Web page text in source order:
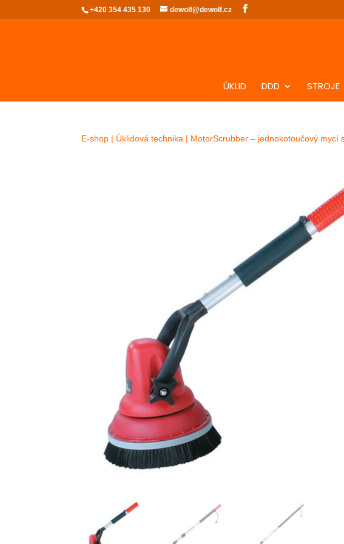
+420 354 435 130 dewolf@dewolf.cz
ÚKLID DDD STROJE
E-shop | Úklidová technika | MotorScrubber – jednokotoučový mycí